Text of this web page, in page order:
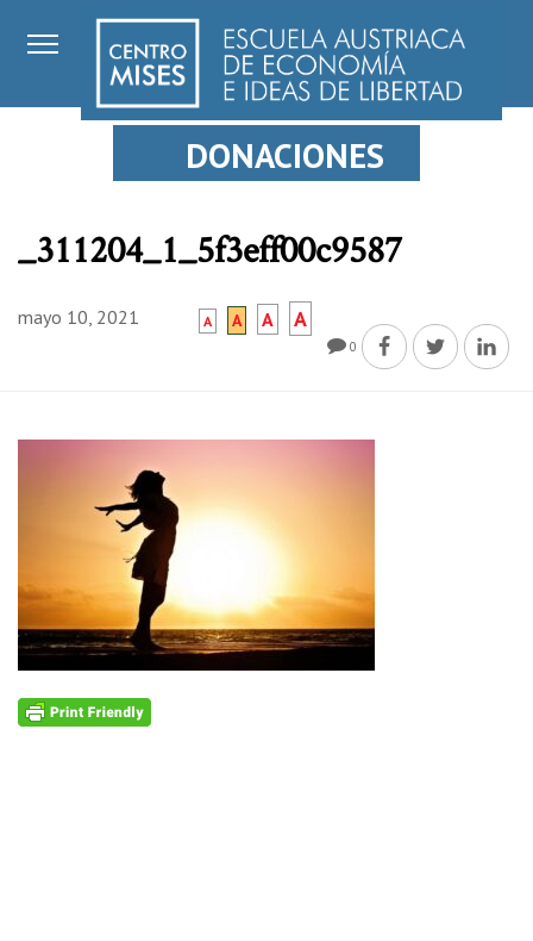
DONACIONES
_311204_1_5f3eff00c9587
mayo 10, 2021 A A A A
0